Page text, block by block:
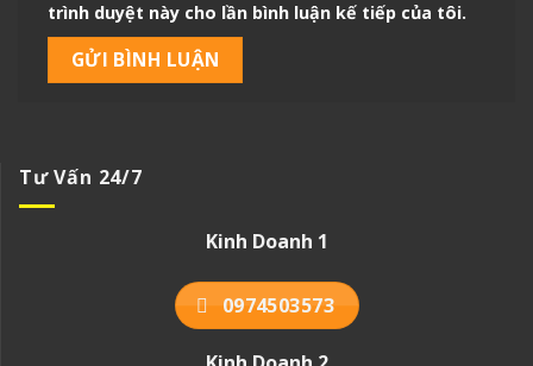
trình duyệt này cho lần bình luận kế tiếp của tôi.
Tư Vấn 24/7
Kinh Doanh 1
0974503573